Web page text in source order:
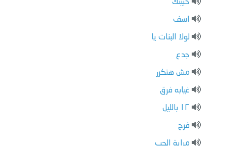
حبيتك
اسف
لولا البنات يا
جدع
مش هتكرر
غيابه فرق
١٢ بالليل
فرح
مراية الحب